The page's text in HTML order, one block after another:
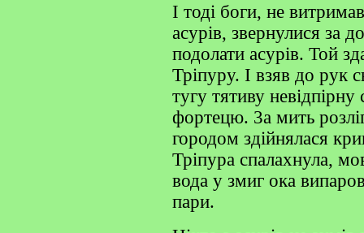
І тоді боги, не
асурів, звернулися за
подолати асурів. Той
Тріпуру. І взяв до рук
тугу тятиву невідпірну
фортецю. 3а мить
городом здійнялася
Тріпура спалахнула,
вода у змиг ока
пари.